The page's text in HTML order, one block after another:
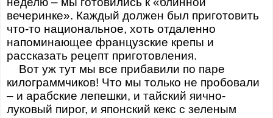
вечеринке». Каждый должен был приготовить
что-то национальное, хоть отдаленно
напоминающее французские крепы и
рассказать рецепт приготовления.
Вот уж тут мы все прибавили по паре
килограммчиков! Что мы только не пробовали
– и арабские лепешки, и тайский яично-
луковый пирог, и японский кекс с зеленым